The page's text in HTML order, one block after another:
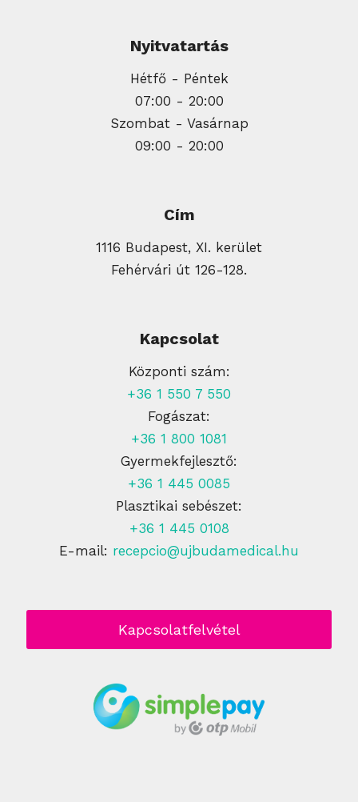
Nyitvatartás
Hétfő - Péntek
07:00 - 20:00
Szombat - Vasárnap
09:00 - 20:00
Cím
1116 Budapest, XI. kerület
Fehérvári út 126-128.
Kapcsolat
Központi szám:
+36 1 550 7 550
Fogászat:
+36 1 800 1081
Gyermekfejlesztő:
+36 1 445 0085
Plasztikai sebészet:
+36 1 445 0108
E-mail: recepcio@ujbudamedical.hu
Kapcsolatfelvétel